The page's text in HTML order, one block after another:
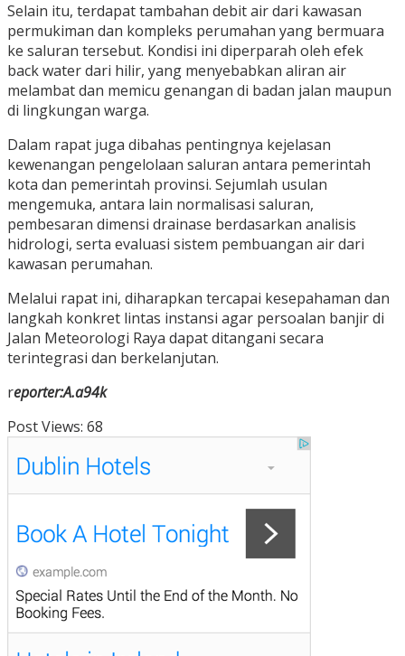
Selain itu, terdapat tambahan debit air dari kawasan
permukiman dan kompleks perumahan yang bermuara
ke saluran tersebut. Kondisi ini diperparah oleh efek
back water dari hilir, yang menyebabkan aliran air
melambat dan memicu genangan di badan jalan maupun
di lingkungan warga.
Dalam rapat juga dibahas pentingnya kejelasan
kewenangan pengelolaan saluran antara pemerintah
kota dan pemerintah provinsi. Sejumlah usulan
mengemuka, antara lain normalisasi saluran,
pembesaran dimensi drainase berdasarkan analisis
hidrologi, serta evaluasi sistem pembuangan air dari
kawasan perumahan.
Melalui rapat ini, diharapkan tercapai kesepahaman dan
langkah konkret lintas instansi agar persoalan banjir di
Jalan Meteorologi Raya dapat ditangani secara
terintegrasi dan berkelanjutan.
reporter:A.a94k
Post Views: 68